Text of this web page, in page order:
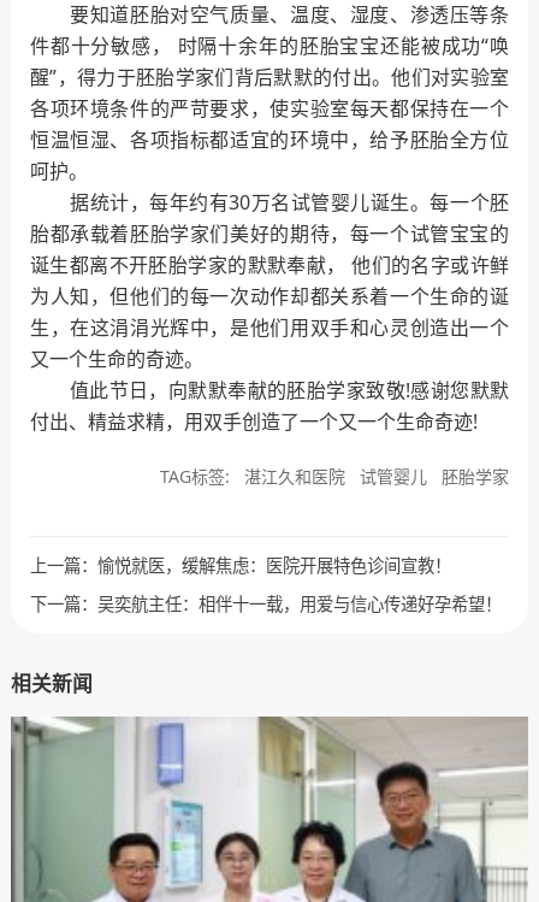
要知道胚胎对空气质量、温度、湿度、渗透压等条
件都十分敏感， 时隔十余年的胚胎宝宝还能被成功“唤
醒”，得力于胚胎学家们背后默默的付出。他们对实验室
各项环境条件的严苛要求，使实验室每天都保持在一个
恒温恒湿、各项指标都适宜的环境中，给予胚胎全方位
呵护。
据统计，每年约有30万名试管婴儿诞生。每一个胚
胎都承载着胚胎学家们美好的期待，每一个试管宝宝的
诞生都离不开胚胎学家的默默奉献， 他们的名字或许鲜
为人知，但他们的每一次动作却都关系着一个生命的诞
生，在这涓涓光辉中，是他们用双手和心灵创造出一个
又一个生命的奇迹。
值此节日，向默默奉献的胚胎学家致敬!感谢您默默
付出、精益求精，用双手创造了一个又一个生命奇迹!
TAG标签: 湛江久和医院 试管婴儿 胚胎学家
上一篇： 愉悦就医，缓解焦虑：医院开展特色诊间宣教！
下一篇： 吴奕航主任：相伴十一载，用爱与信心传递好孕希望！
相关新闻